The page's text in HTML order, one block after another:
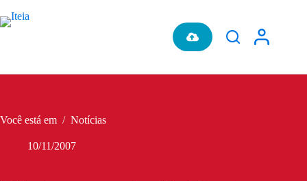
para
o
Você está em / Notícias
10/11/2007